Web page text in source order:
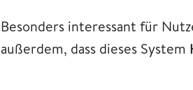
Besonders interessant für
außerdem, dass dieses System